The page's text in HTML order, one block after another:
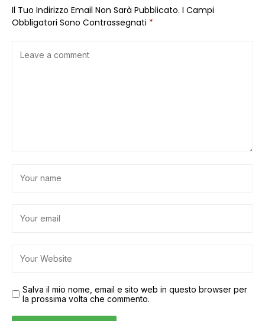
Il Tuo Indirizzo Email Non Sarà Pubblicato. I Campi
Obbligatori Sono Contrassegnati *
Salva il mio nome, email e sito web in questo browser per
la prossima volta che commento.